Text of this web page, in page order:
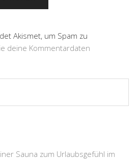
Akismet, um Spam zu
deine Kommentardaten
Sauna zum Urlaubsgefühl im